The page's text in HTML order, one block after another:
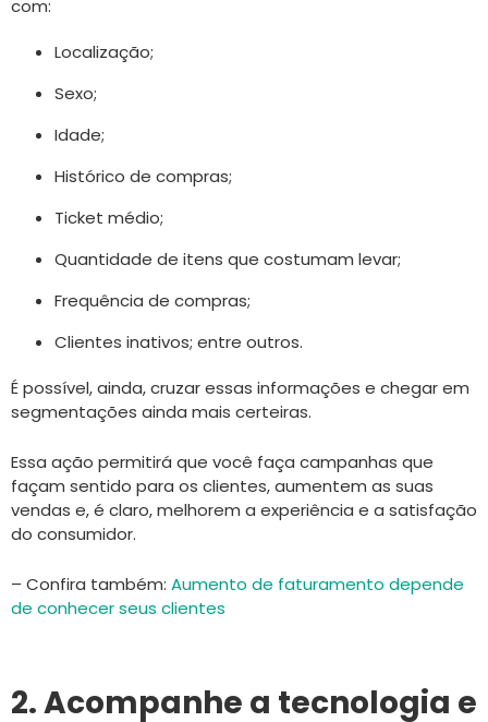
com:
Localização;
Sexo;
Idade;
Histórico de compras;
Ticket médio;
Quantidade de itens que costumam levar;
Frequência de compras;
Clientes inativos; entre outros.
É possível, ainda, cruzar essas informações e chegar em
segmentações ainda mais certeiras.
Essa ação permitirá que você faça campanhas que
façam sentido para os clientes, aumentem as suas
vendas e, é claro, melhorem a experiência e a satisfação
do consumidor.
– Confira também: Aumento de faturamento depende
de conhecer seus clientes
2. Acompanhe a tecnologia e